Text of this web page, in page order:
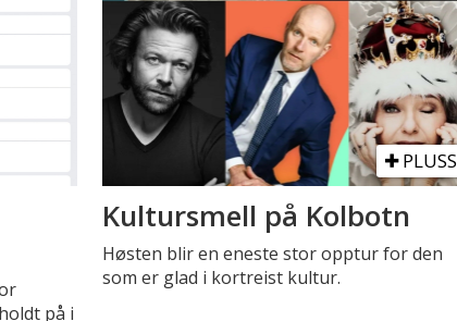
på i
PLUSS
Kultursmell på Kolbotn
Høsten blir en eneste stor opptur for den
som er glad i kortreist kultur.